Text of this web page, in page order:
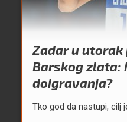
Zadar u
Barskog zlata:
doigravanja?
Tko god da nastupi, cilj